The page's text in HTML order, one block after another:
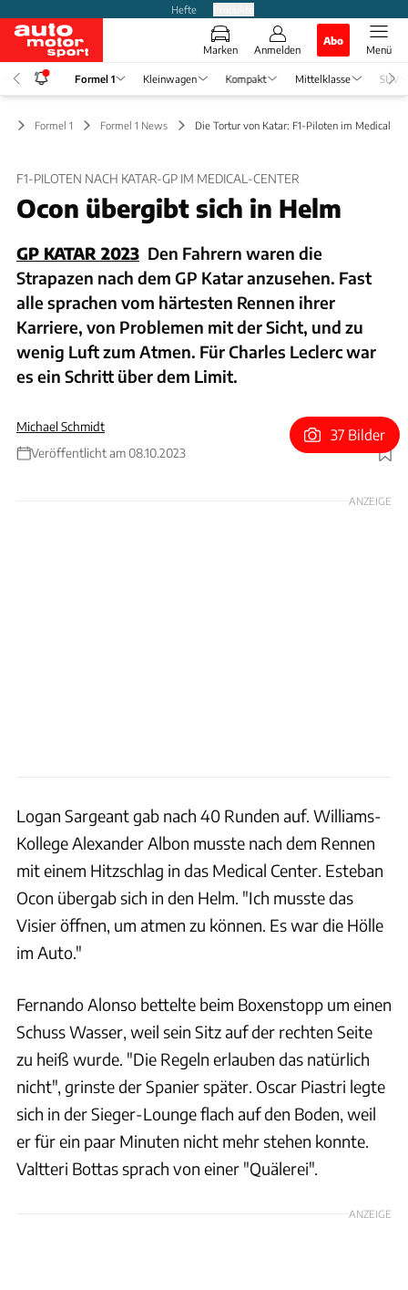
Hefte
Marken Anmelden
Abo
Menü
Formel 1 Kleinwagen Kompakt Mittelklasse SUV
Formel 1 Formel 1 News Die Tortur von Katar: F1-Piloten im Medical-
F1-PILOTEN NACH KATAR-GP IM MEDICAL-CENTER
Ocon übergibt sich in Helm
GP KATAR 2023 Den Fahrern waren die
Strapazen nach dem GP Katar anzusehen. Fast
alle sprachen vom härtesten Rennen ihrer
Karriere, von Problemen mit der Sicht, und zu
wenig Luft zum Atmen. Für Charles Leclerc war
es ein Schritt über dem Limit.
Michael Schmidt
Veröffentlicht am 08.10.2023
Foto: Red Bull
37 Bilder
ANZEIGE
Logan Sargeant gab nach 40 Runden auf. Williams-
Kollege Alexander Albon musste nach dem Rennen
mit einem Hitzschlag in das Medical Center. Esteban
Ocon übergab sich in den Helm. "Ich musste das
Visier öffnen, um atmen zu können. Es war die Hölle
im Auto."
Fernando Alonso bettelte beim Boxenstopp um einen
Schuss Wasser, weil sein Sitz auf der rechten Seite
zu heiß wurde. "Die Regeln erlauben das natürlich
nicht", grinste der Spanier später. Oscar Piastri legte
sich in der Sieger-Lounge flach auf den Boden, weil
er für ein paar Minuten nicht mehr stehen konnte.
Valtteri Bottas sprach von einer "Quälerei".
ANZEIGE